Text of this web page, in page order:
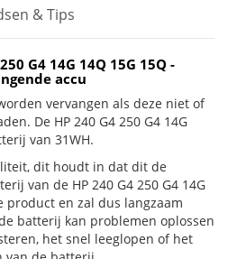
& Tips
G4 14G 14Q 15G 15Q -
accu
vervangen als deze niet of
De HP 240 G4 250 G4 14G
van 31WH.
dit houdt in dat dit de
van de HP 240 G4 250 G4 14G
product en zal dus langzaam
batterij kan problemen oplossen
het snel leeglopen of het